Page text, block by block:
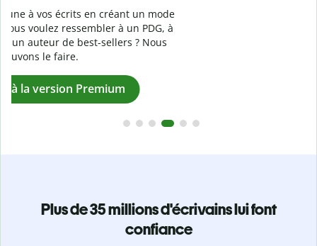
Vérifiez que vos écrits sont 100 % les vôtres grâce au
logiciel anti-plagiat. Analysez votre document en quelques
secondes et identifiez les citations manquantes dans plus
Passez à la version Premium
Plus de 35 millions d'écrivains lui font
confiance